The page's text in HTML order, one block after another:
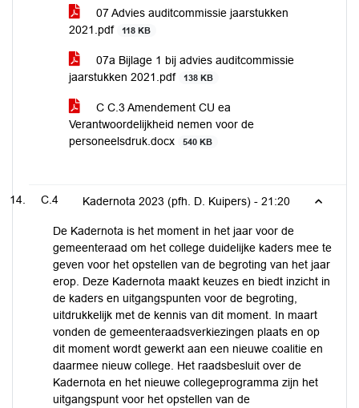
07 Advies auditcommissie jaarstukken
2021.pdf
118 KB
07a Bijlage 1 bij advies auditcommissie
jaarstukken 2021.pdf
138 KB
C C.3 Amendement CU ea
Verantwoordelijkheid nemen voor de
personeelsdruk.docx
540 KB
C.4 Kadernota 2023 (pfh. D. Kuipers) - 21:20
De Kadernota is het moment in het jaar voor de
gemeenteraad om het college duidelijke kaders mee te
geven voor het opstellen van de begroting van het jaar
erop. Deze Kadernota maakt keuzes en biedt inzicht in
de kaders en uitgangspunten voor de begroting,
uitdrukkelijk met de kennis van dit moment. In maart
vonden de gemeenteraadsverkiezingen plaats en op
dit moment wordt gewerkt aan een nieuwe coalitie en
daarmee nieuw college. Het raadsbesluit over de
Kadernota en het nieuwe collegeprogramma zijn het
uitgangspunt voor het opstellen van de